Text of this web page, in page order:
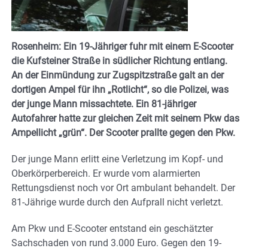
Rosenheim: Ein 19-Jähriger fuhr mit einem E-Scooter
die Kufsteiner Straße in südlicher Richtung entlang.
An der Einmündung zur Zugspitzstraße galt an der
dortigen Ampel für ihn „Rotlicht“, so die Polizei, was
der junge Mann missachtete. Ein 81-jähriger
Autofahrer hatte zur gleichen Zeit mit seinem Pkw das
Ampellicht „grün“. Der Scooter prallte gegen den Pkw.
Der junge Mann erlitt eine Verletzung im Kopf- und
Oberkörperbereich. Er wurde vom alarmierten
Rettungsdienst noch vor Ort ambulant behandelt. Der
81-Jährige wurde durch den Aufprall nicht verletzt.
Am Pkw und E-Scooter entstand ein geschätzter
Sachschaden von rund 3.000 Euro. Gegen den 19-